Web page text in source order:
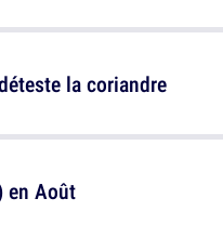
la coriandre
en Août